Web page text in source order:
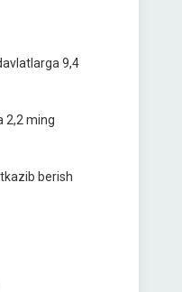
9,4
2,2 ming
berish